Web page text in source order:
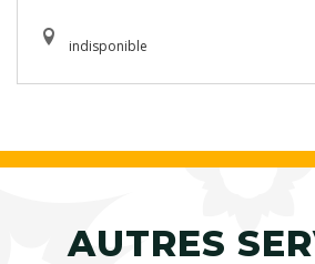
indisponible
AUTRES